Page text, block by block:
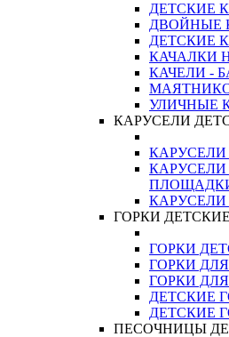
ДЕТСКИЕ
ДВОЙНЫЕ
ДЕТСКИЕ
КАЧАЛКИ
КАЧЕЛИ -
УЛИЧНЫЕ
КАРУСЕЛИ
КАРУСЕЛИ
ГОРКИ ДЕТСКИЕ
ГОРКИ
ГОРКИ
ГОРКИ
ДЕТСКИЕ
ДЕТСКИЕ
ПЕСОЧНИЦЫ